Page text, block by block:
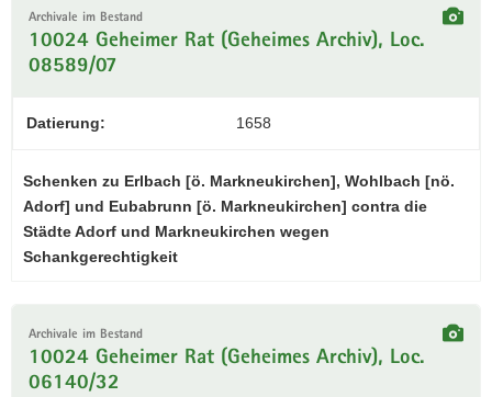
Archivale im Bestand
10024 Geheimer Rat (Geheimes Archiv), Loc.
08589/07
Datierung: 1658
Schenken zu Erlbach [ö. Markneukirchen], Wohlbach [nö.
Adorf] und Eubabrunn [ö. Markneukirchen] contra die
Städte Adorf und Markneukirchen wegen
Schankgerechtigkeit
Archivale im Bestand
10024 Geheimer Rat (Geheimes Archiv), Loc.
06140/32